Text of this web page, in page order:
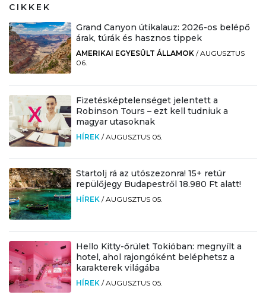
CIKKEK
Grand Canyon útikalauz: 2026-os belépő
árak, túrák és hasznos tippek
AMERIKAI EGYESÜLT ÁLLAMOK /AUGUSZTUS
06.
Fizetésképtelenséget jelentett a
Robinson Tours – ezt kell tudniuk a
magyar utasoknak
HÍREK /AUGUSZTUS 05.
Startolj rá az utószezonra! 15+ retúr
repülőjegy Budapestről 18.980 Ft alatt!
HÍREK /AUGUSZTUS 05.
Hello Kitty-őrület Tokióban: megnyílt a
hotel, ahol rajongóként beléphetsz a
karakterek világába
HÍREK /AUGUSZTUS 05.